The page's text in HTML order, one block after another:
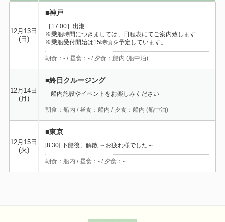
12月13日
(日)
■神戸
［17:00］出港
※乗船時間につきましては、日程表にてご案内致します
※乗船受付開始は15時頃を予定しています。
朝食：- / 昼食：- / 夕食：船内 (船中泊)
12月14日
(月)
■終日クルージング
-- 船内施設やイベントをお楽しみください --
朝食：船内 / 昼食：船内 / 夕食：船内 (船中泊)
12月15日
(火)
■東京
[8:30] 下船後、解散 ～お疲れ様でした～
朝食：船内 / 昼食：- / 夕食：-